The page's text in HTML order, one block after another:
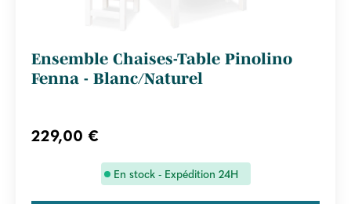
Ensemble Chaises-Table Pinolino
Fenna - Blanc/Naturel
229,00 €
En stock - Expédition 24H